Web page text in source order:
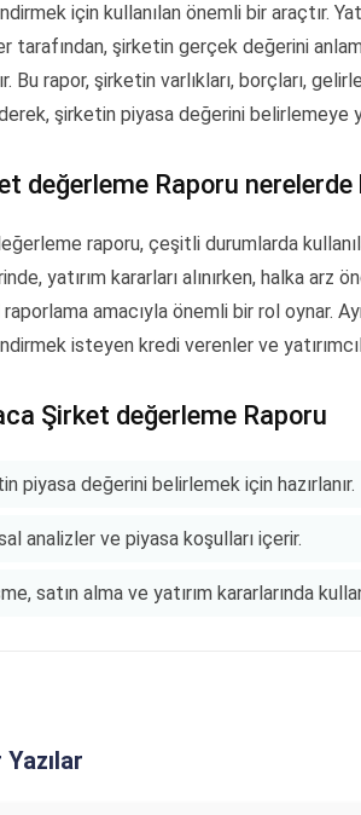
için kullanılan önemli bir araçtır.
tarafından, şirketin gerçek değerini
Bu rapor, şirketin varlıkları, borçları,
şirketin piyasa değerini belirlemeye
değerleme Raporu nerelerde
raporu, çeşitli durumlarda
yatırım kararları alınırken, halka arz
amacıyla önemli bir rol oynar.
isteyen kredi verenler ve
Şirket değerleme Raporu
piyasa değerini belirlemek için hazırlanır.
analizler ve piyasa koşulları içerir.
satın alma ve yatırım kararlarında